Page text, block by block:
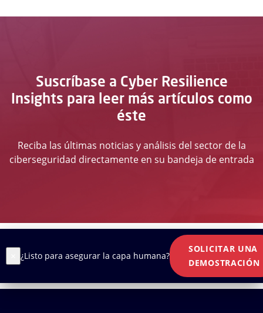
Suscríbase a Cyber Resilience
Insights para leer más artículos como
éste
Reciba las últimas noticias y análisis del sector de la
ciberseguridad directamente en su bandeja de entrada
¿Listo para asegurar la capa humana?
SOLICITAR UNA
DEMOSTRACIÓN